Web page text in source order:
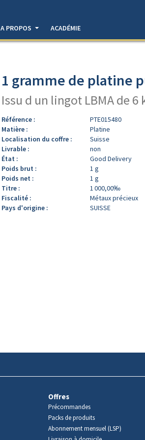
A PROPOS ACADÉMIE
1 gramme de platine
Issu d un lingot LBMA de 6
Référence :
PTE015480
Matière :
Platine
Localisation du coffre :
Suisse
Livrable :
non
État :
Good Delivery
Poids brut :
1 g
Poids net :
1 g
Titre :
1 000,00‰
Fiscalité :
Métaux précieux
Pays d'origine :
SUISSE
Offres
Précommandes
Packs de produits
Abonnement mensuel (LSP)